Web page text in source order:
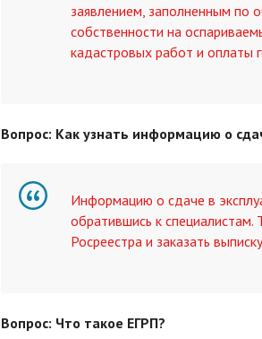
заявлением, заполненным по
собственности на
кадастровых работ и оплаты
Вопрос: Как узнать информацию о
Информацию о сдаче в
обратившись к
Росреестра и заказать
Вопрос: Что такое ЕГРП?